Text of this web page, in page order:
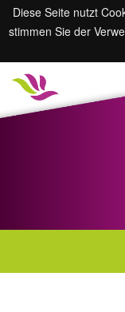
Diese Seite nutzt
stimmen Sie der